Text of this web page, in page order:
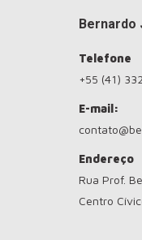
Bernardo
Telefone
+55 (41)
E-mail:
Endereço
Rua Prof.
Centro